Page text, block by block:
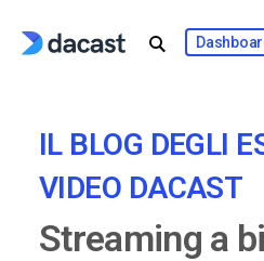
IL BLOG DEGLI
VIDEO DACAST
Streaming a